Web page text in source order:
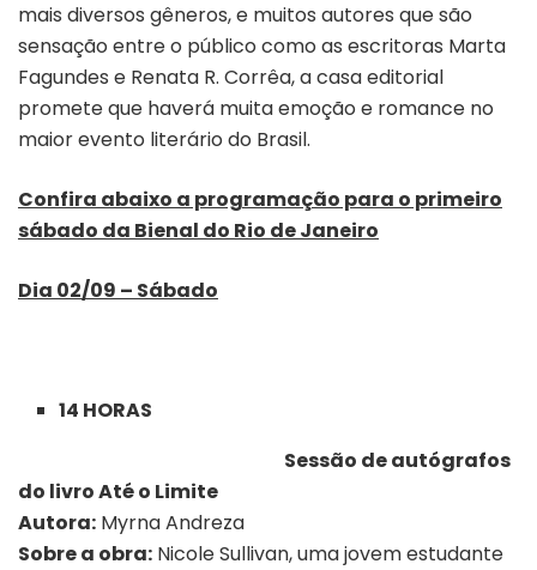
mais diversos gêneros, e muitos autores que são
sensação entre o público como as escritoras Marta
Fagundes e Renata R. Corrêa, a casa editorial
promete que haverá muita emoção e romance no
maior evento literário do Brasil.
Confira abaixo a programação para o primeiro
sábado da Bienal do Rio de Janeiro
Dia 02/09 – Sábado
14 HORAS
Sessão de autógrafos
do livro Até o Limite
Autora: Myrna Andreza
Sobre a obra: Nicole Sullivan, uma jovem estudante